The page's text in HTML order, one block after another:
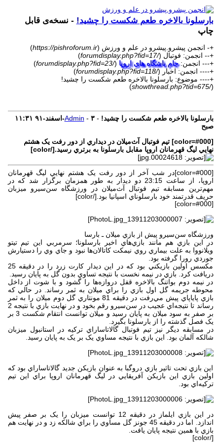
بارسلونا بالاخره طعم شکست را چشید! - نسخه‌ی قابل
چاپ
+- انجمن پیشرو.پیشرو در علم و ورزش (https://pishroforum.ir
)
+-- انجمن: فوتبال (/forumdisplay.php?fid=17
)
+--- انجمن:جام باشگاه های اروپا (
/forumdisplay.php?fid=23
)
+---- انجمن: اخبار (/forumdisplay.php?fid=118
)
+---- موضوع: بارسلونا بالاخره طعم شکست را چشید!
(
/showthread.php?tid=675
)
بارسلونا بالاخره طعم شکست را چشید! -
Admin - ۳-اسفند-۹۱
۱۱:۳۱
صبح
[color=#000]
تيم فوتبال آث‌ميلان در ديداري از دور رفت يک هشتم
نهايي ليگ قهرمانان اروپا مقابل بارسلونا به برتري رسيد. [/color]
[color=#000]
در شب آخر از دور رفت يک هشتم نهايي ليگ قهرمانان
اروپا، از ساعت 23:15 دو ديدار به طور همزمان برگزار شد که در
مهم‌ترين مسابقه تيم فوتبال آث‌ميلان در ورزشگاه سن‌سيرو ميزبان
حريف قدرتمند خود بارسلوناي اسپانيا بود. [/color]
[color=#000]
ورزشگاه سن‌سيرو پيش از بازي ميلان ـ بارسا
در اين بازي هم مانند بازي‌هاي اخير بارسلونا؛ سرمربي اين تيم تيتو
ويلانووا به علت بيماري روي نيمکت کاتالان‌ها نبود و جاي وي را دستيارش
جوردي رورا گرفته بود.
مکسس اولين بازيکني بود که در اين ديدار کارت زرد را در دقيقه 25
دريافت کرد. بازي در نيمه نخست با نتيجه تساوي بدون گل به پايان رسيد.
در نيمه دوم بواتنگ بالاخره قفل دروازه‌ها را گشود و با شوت از داخل
محوطه جريمه گل اول بازي را براي ميلان به ثمر رساند. در حالي که
بازي پاياپاي پيش مي‌رفت در دقيقه 81 مونتاري گل دوم ميلان را به ثمر
رساند تا نتيجه‌اي عجيب در سن‌سيرو رقم بخود و در نهايت بازي با نتيجه 2
بر صفر به سود ميلان به پايان رسيد و ميلان توانست انتقام شکست 3 بر
يک فصل گذشته را از بارسلونا بگيرد.
در مسابقه ديگر نيز تيم فوتبال گالاتاساراي ترکيه در استانبول ميزبان
شالکه آلمان بود. اين بازي با نتيجه مساوي يک بر يک به پايان رسيد.
اين بازي تحت تاثير بازي دروگبا به عنوان بازيکن جديد گالاتاساراي بود که
اولين بازي اين بازيکن آفريقايي در ليگ قهرمانان اروپا براي اين تيم
ترکيه‌اي بود.
در اين بازي ايلماز در دقيقه 12 توانست ميزبان را يک بر صفر پيش
اندازد. اما در دقيقه 45 جونز گل مساوي را براي شالکه زد و در نهايت هم
بازي با همين نتيجه پايان يافت.
[/color]